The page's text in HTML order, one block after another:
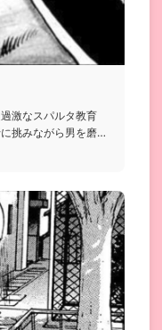
激なスパルタ教育
挑みながら男を磨